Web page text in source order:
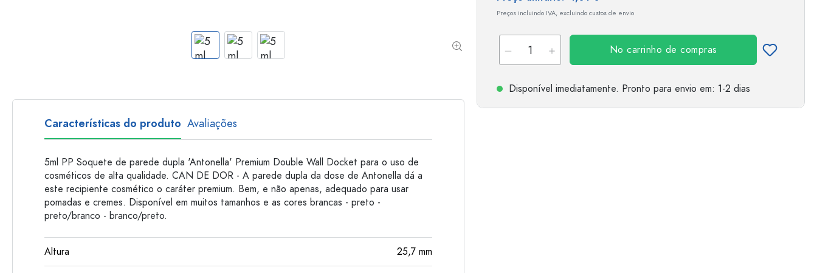
Preços incluindo IVA, excluindo custos de envio
No carrinho de compras
Disponível imediatamente. Pronto para envio em: 1-2 dias
Características do produto Avaliações
5ml PP Soquete de parede dupla 'Antonella' Premium Double Wall Docket para o uso de
cosméticos de alta qualidade. CAN DE DOR - A parede dupla da dose de Antonella dá a
este recipiente cosmético o caráter premium. Bem, e não apenas, adequado para usar
pomadas e cremes. Disponível em muitos tamanhos e as cores brancas - preto -
preto/branco - branco/preto.
Altura 25,7 mm